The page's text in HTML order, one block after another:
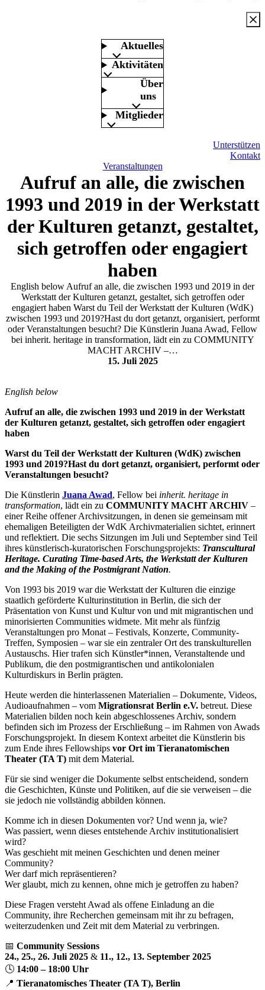
Aktuelles
Aktivitäten
Über
uns
Mitglieder
Unterstützen
Kontakt
Veranstaltungen
Aufruf an alle, die zwischen
1993 und 2019 in der Werkstatt
der Kulturen getanzt, gestaltet,
sich getroffen oder engagiert
haben
English below Aufruf an alle, die zwischen 1993 und 2019 in der
Werkstatt der Kulturen getanzt, gestaltet, sich getroffen oder
engagiert haben Warst du Teil der Werkstatt der Kulturen (WdK)
zwischen 1993 und 2019?Hast du dort getanzt, organisiert, performt
oder Veranstaltungen besucht? Die Künstlerin Juana Awad, Fellow
bei inherit. heritage in transformation, lädt ein zu COMMUNITY
MACHT ARCHIV –…
15. Juli 2025
English below
Aufruf an alle, die zwischen 1993 und 2019 in der Werkstatt
der Kulturen getanzt, gestaltet, sich getroffen oder engagiert
haben
Warst du Teil der Werkstatt der Kulturen (WdK) zwischen
1993 und 2019?Hast du dort getanzt, organisiert, performt oder
Veranstaltungen besucht?
Die Künstlerin Juana Awad, Fellow bei inherit. heritage in
transformation, lädt ein zu COMMUNITY MACHT ARCHIV –
einer Reihe offener Archivsitzungen, in denen sie gemeinsam mit
ehemaligen Beteiligten der WdK Archivmaterialien sichtet, erinnert
und reflektiert. Die sechs Sitzungen im Juli und September sind Teil
ihres künstlerisch-kuratorischen Forschungsprojekts: Transcultural
Heritage. Curating Time-based Arts, the Werkstatt der Kulturen
and the Making of the Postmigrant Nation.
Von 1993 bis 2019 war die Werkstatt der Kulturen die einzige
staatlich geförderte Kulturinstitution in Berlin, die sich der
Präsentation von Kunst und Kultur von und mit migrantischen und
minorisierten Communities widmete. Mit mehr als fünfzig
Veranstaltungen pro Monat – Festivals, Konzerte, Community-
Treffen, Symposien – war sie ein zentraler Ort des transkulturellen
Austauschs. Hier trafen sich Künstler*innen, Veranstaltende und
Publikum, die den postmigrantischen und antikolonialen
Kulturdiskurs in Berlin prägten.
Heute werden die hinterlassenen Materialien – Dokumente, Videos,
Audioaufnahmen – vom Migrationsrat Berlin e.V. betreut. Diese
Materialien bilden noch kein abgeschlossenes Archiv, sondern
befinden sich im Prozess der Erschließung – im Rahmen von Awads
Forschungsprojekt. In diesem Kontext arbeitet die Künstlerin bis
zum Ende ihres Fellowships vor Ort im Tieranatomischen
Theater (TA T) mit dem Material.
Für sie sind weniger die Dokumente selbst entscheidend, sondern
die Geschichten, Künste und Politiken, auf die sie verweisen – die
sie jedoch nie vollständig abbilden können.
Komme ich in diesen Dokumenten vor? Und wenn ja, wie?
Was passiert, wenn dieses entstehende Archiv institutionalisiert
wird?
Was geschieht mit meinen Geschichten und denen meiner
Community?
Wer darf mich repräsentieren?
Wer glaubt, mich zu kennen, ohne mich je getroffen zu haben?
Diese Fragen versteht Awad als offene Einladung an die
Community, ihre Recherchen gemeinsam mit ihr zu befragen,
weiterzudenken und Zeit mit dem Material zu verbringen.
📅 Community Sessions
24., 25., 26. Juli 2025 & 11., 12., 13. September 2025
🕓 14:00 – 18:00 Uhr
📍 Tieranatomisches Theater (TA T), Berlin